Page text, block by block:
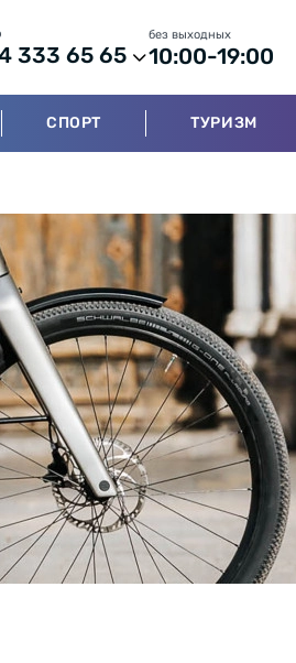
333 65 65
без выходных
10:00-19:00
СПОРТ ТУРИЗМ